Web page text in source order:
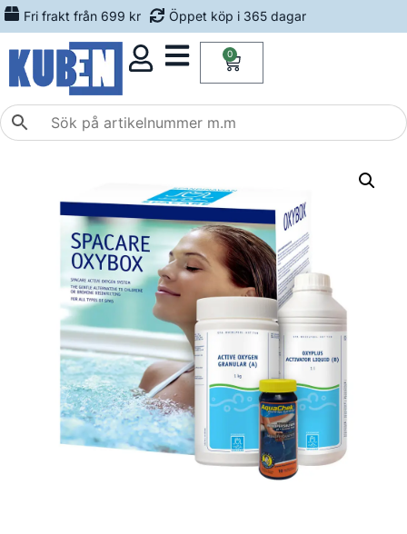
Fri frakt från 699 kr Öppet köp i 365 dagar
0